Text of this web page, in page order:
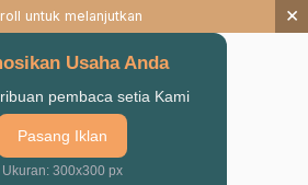
untuk melanjutkan ×
Usaha Anda
pembaca setia Kami
Pasang Iklan
Ukuran: 300x300 px